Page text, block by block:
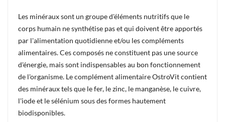
Les minérauxsont un groupe d'éléments nutritifs que le
corps humain ne synthétise pas et qui doivent être apportés
par l'alimentation quotidienne et/ou les compléments
alimentaires. Ces composés ne constituent pas une source
d'énergie, mais sont indispensables au bon fonctionnement
de l'organisme. Le complément alimentaire OstroVit contient
des minéraux tels que le fer, le zinc, le manganèse, le cuivre,
l'iode et le sélénium sous des formes hautement
biodisponibles.